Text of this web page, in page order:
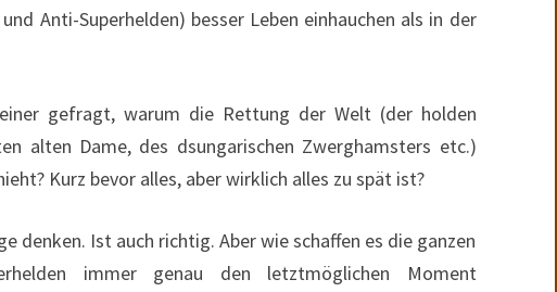
Anti-Superhelden) besser Leben einhauchen als in der
gefragt, warum die Rettung der Welt (der holden
alten Dame, des dsungarischen Zwerghamsters etc.)
Kurz bevor alles, aber wirklich alles zu spät ist?
denken. Ist auch richtig. Aber wie schaffen es die ganzen
immer genau den letztmöglichen Moment